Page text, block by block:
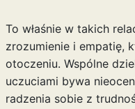
To właśnie w takich
zrozumienie i empatię,
otoczeniu. Wspólne
uczuciami bywa
radzenia sobie z